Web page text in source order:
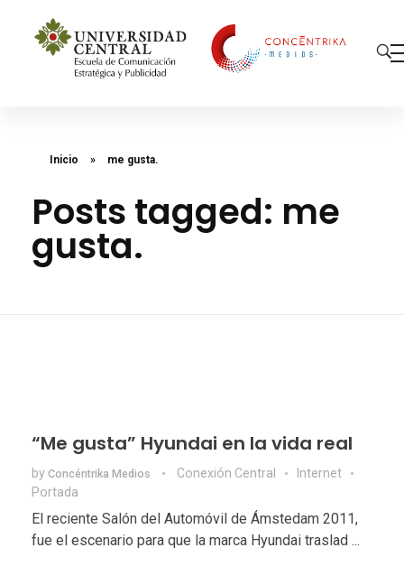
Inicio » me gusta.
Posts tagged: me
gusta.
“Me gusta” Hyundai en la vida real
by Concéntrika Medios Conexión Central
Internet
Portada
El reciente Salón del Automóvil de Ámstedam 2011,
fue el escenario para que la marca Hyundai traslad ...